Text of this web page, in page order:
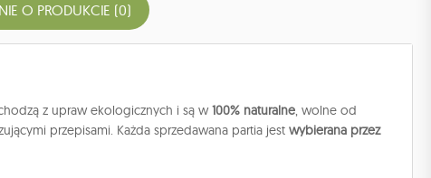
O PRODUKCIE (0)
z upraw ekologicznych i są w100% naturalne, wolne od
przepisami. Każda sprzedawana partia jest wybierana przez